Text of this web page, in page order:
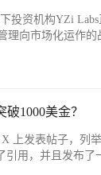
投资机构YZi
理向市场化运作
1000美金？
X 上发表帖子，
引用，并且发布